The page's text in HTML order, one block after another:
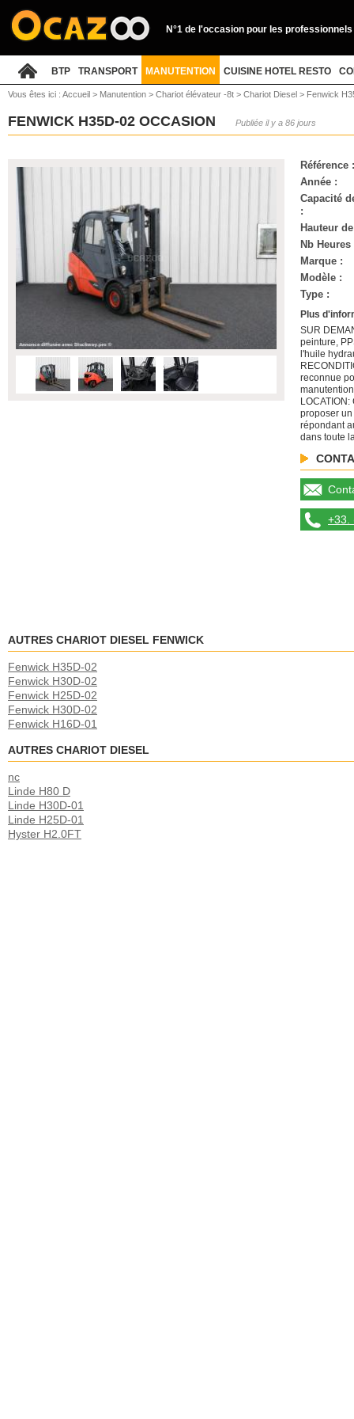
N°1 de l'occasion pour les professionnels
BTP TRANSPORT MANUTENTION CUISINE HOTEL RESTO
Vous êtes ici : Accueil > Manutention > Chariot élévateur -8t > Chariot Diesel > Fenwick
FENWICK H35D-02 OCCASION Publiée il y a 86 jours
Référence :
Année :
Capacité
:
Hauteur
Nb Heures
Marque :
Modèle :
Type :
Plus
SUR
peinture,
l'huile
reconnue
proposer
répondant
dans toute
+33.
AUTRES CHARIOT DIESEL FENWICK
Fenwick H35D-02
Fenwick H30D-02
Fenwick H25D-02
Fenwick H30D-02
Fenwick H16D-01
AUTRES CHARIOT DIESEL
nc
Linde H80 D
Linde H30D-01
Linde H25D-01
Hyster H2.0FT